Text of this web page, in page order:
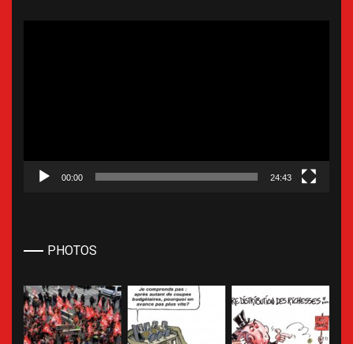
00:00 24:43
PHOTOS